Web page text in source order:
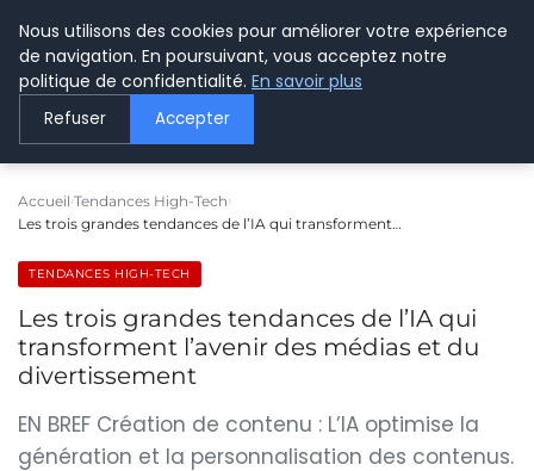
LE WEBMARKETING
Accueil Tendances High-Tech
Les trois grandes tendances de l’IA qui transforment…
TENDANCES HIGH-TECH
Les trois grandes tendances de l’IA qui
transforment l’avenir des médias et du
divertissement
EN BREF Création de contenu : L’IA optimise la
génération et la personnalisation des contenus.
Nous utilisons des cookies pour améliorer votre expérience
de navigation. En poursuivant, vous acceptez notre
politique de confidentialité. En savoir plus
Refuser Accepter